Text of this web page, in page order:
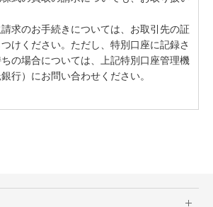
求のお手続きについては、お取引先の証
けください。ただし、特別口座に記録さ
の場合については、上記特別口座管理機
行）にお問い合わせください。